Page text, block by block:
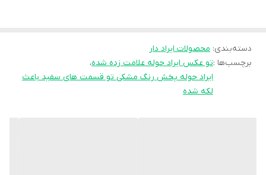
دسته‌بندی: محصولات ایراد دار
برچسب‌ها :تو عکس ایراد حوله علامت زده شده،
ایراد حوله پخش رنگ مشکی تو قسمت های سفید باعث
لکه شده